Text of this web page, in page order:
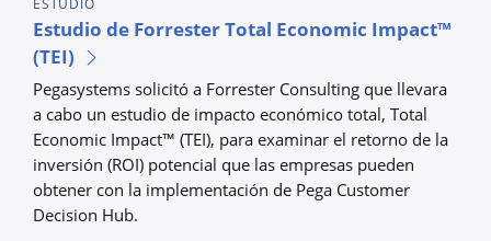
ESTUDIO
Estudio de Forrester Total Economic Impact™
(TEI)
Pegasystems solicitó a Forrester Consulting que llevara
a cabo un estudio de impacto económico total, Total
Economic Impact™ (TEI), para examinar el retorno de la
inversión (ROI) potencial que las empresas pueden
obtener con la implementación de Pega Customer
Decision Hub.